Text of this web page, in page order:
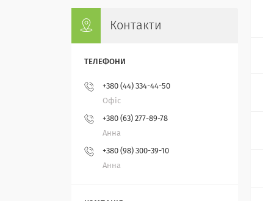
Контакти
+380 (44) 334-44-50
Офіс
+380 (63) 277-89-78
Анна
+380 (98) 300-39-10
Анна